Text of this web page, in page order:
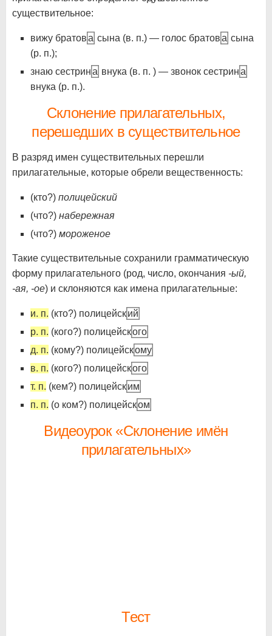
существительное:
вижу братова сына (в. п.) — голос братова сына
(р. п.);
знаю сестрина внука (в. п. ) — звонок сестрина
внука (р. п.).
Склонение прилагательных,
перешедших в существительное
В разряд имен существительных перешли
прилагательные, которые обрели вещественность:
(кто?) полицейский
(что?) набережная
(что?) мороженое
Такие существительные сохранили грамматическую
форму прилагательного (род, число, окончания -ый,
-ая, -ое) и склоняются как имена прилагательные:
и. п. (кто?) полицейский
р. п. (кого?) полицейского
д. п. (кому?) полицейскому
в. п. (кого?) полицейского
т. п. (кем?) полицейским
п. п. (о ком?) полицейском
Видеоурок «Склонение имён
прилагательных»
Тест